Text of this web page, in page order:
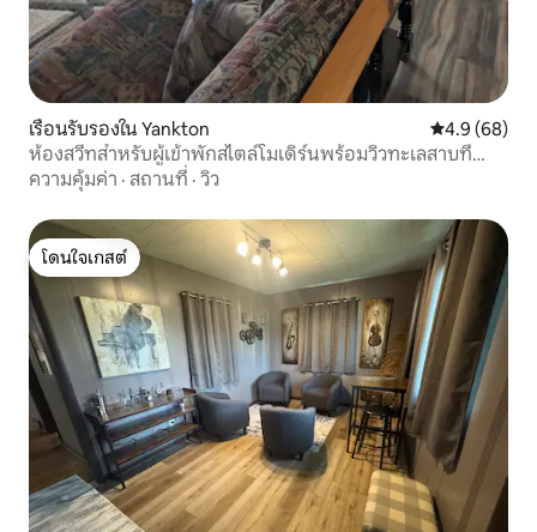
เรือนรับรองใน Yankton คะแนนเฉลี่ย
4.9 (68)
ห้องสวีทสำหรับผู้เข้าพักสไตล์โมเดิร์นพร้อมวิวทะเลสาบที่
สวยงาม
ความคุ้มค่า · สถานที่ · วิว
โดนใจเกสต์
โดนใจเกสต์